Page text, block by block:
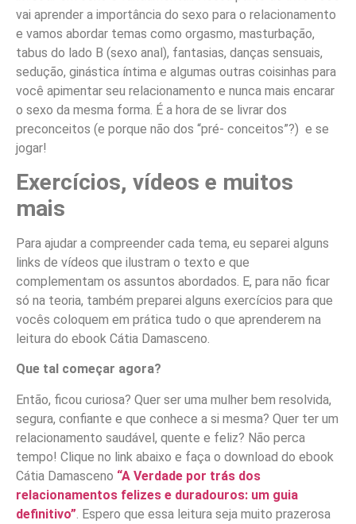
vai aprender a importância do sexo para o relacionamento
e vamos abordar temas como orgasmo, masturbação,
tabus do lado B (sexo anal), fantasias, danças sensuais,
sedução, ginástica íntima e algumas outras coisinhas para
você apimentar seu relacionamento e nunca mais encarar
o sexo da mesma forma. É a hora de se livrar dos
preconceitos (e porque não dos “pré- conceitos”?) e se
jogar!
Exercícios, vídeos e muitos
mais
Para ajudar a compreender cada tema, eu separei alguns
links de vídeos que ilustram o texto e que
complementam os assuntos abordados. E, para não ficar
só na teoria, também preparei alguns exercícios para que
vocês coloquem em prática tudo o que aprenderem na
leitura do ebook Cátia Damasceno.
Que tal começar agora?
Então, ficou curiosa? Quer ser uma mulher bem resolvida,
segura, confiante e que conhece a si mesma? Quer ter um
relacionamento saudável, quente e feliz? Não perca
tempo! Clique no link abaixo e faça o download do ebook
Cátia Damasceno “A Verdade por trás dos
relacionamentos felizes e duradouros: um guia
definitivo”. Espero que essa leitura seja muito prazerosa